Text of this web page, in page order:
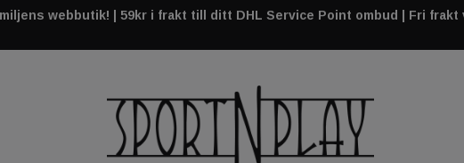
webbutik! | 59kr i frakt till ditt DHL Service Point ombud | Fri